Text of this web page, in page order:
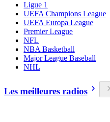
Ligue 1
UEFA Champions League
UEFA Europa League
Premier League
NFL
NBA Basketball
Major League Baseball
NHL
Les meilleures radios